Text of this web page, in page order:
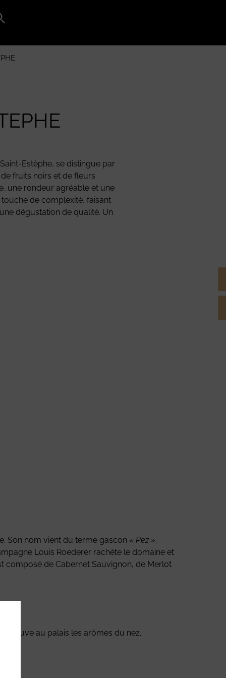
Estèphe, se distingue par
fruits noirs et de fleurs
une rondeur agréable et une
de complexité, faisant
dégustation de qualité. Un
Son nom vient du terme gascon « Pez »,
Louis Roederer rachète le domaine et
composé de Cabernet Sauvignon, de Merlot
au palais les arômes du nez.